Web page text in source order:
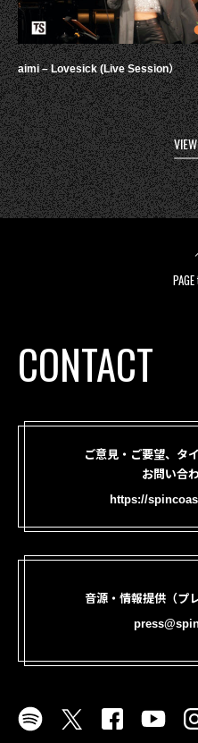
aimi – Lovesick (Live Session）
CONTACT
ご意見・ご要望、タ
お問い合
https://
音源・情報提供（プ